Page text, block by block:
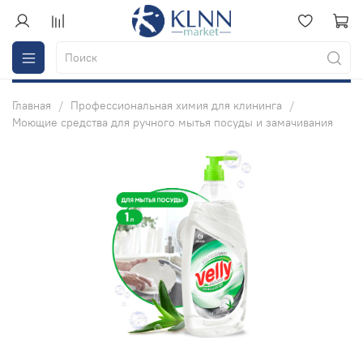
Главная
Профессиональная химия для клининга
Моющие средства для ручного мытья посуды и замачивания